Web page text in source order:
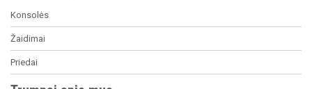
Konsolės
Žaidimai
Priedai